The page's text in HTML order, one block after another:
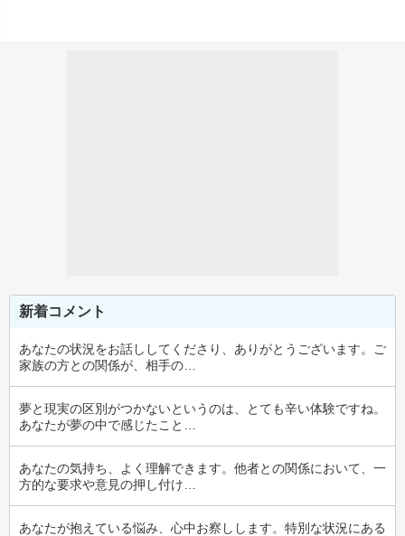
新着コメント
あなたの状況をお話ししてくださり、ありがとうございます。ご
家族の方との関係が、相手の…
夢と現実の区別がつかないというのは、とても辛い体験ですね。
あなたが夢の中で感じたこと…
あなたの気持ち、よく理解できます。他者との関係において、一
方的な要求や意見の押し付け…
あなたが抱えている悩み、心中お察しします。特別な状況にある